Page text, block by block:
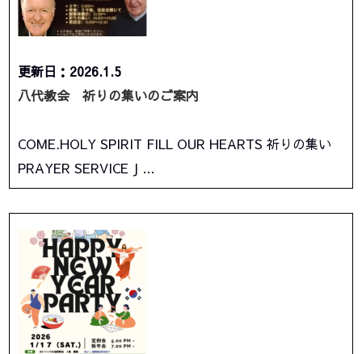
更新日：2026.1.5
八代教会 祈りの集いのご案内
COME.HOLY SPIRIT FILL OUR HEARTS 祈りの集い
PRAYER SERVICE J …